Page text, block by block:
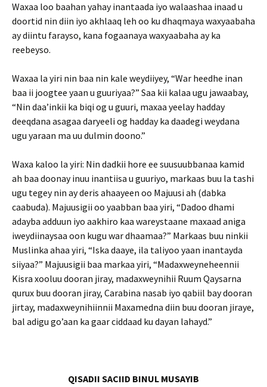
Waxaa loo baahan yahay inantaada iyo walaashaa inaad u
doortid nin diin iyo akhlaaq leh oo ku dhaqmaya waxyaabaha
ay diintu farayso, kana fogaanaya waxyaabaha ay ka
reebeyso.
Waxaa la yiri nin baa nin kale weydiiyey, “War heedhe inan
baa ii joogtee yaan u guuriyaa?” Saa kii kalaa ugu jawaabay,
“Nin daa’inkii ka biqi og u guuri, maxaa yeelay hadday
deeqdana asagaa daryeeli og hadday ka daadegi weydana
ugu yaraan ma uu dulmin doono.”
Waxa kaloo la yiri: Nin dadkii hore ee suusuubbanaa kamid
ah baa doonay inuu inantiisa u guuriyo, markaas buu la tashi
ugu tegey nin ay deris ahaayeen oo Majuusi ah (dabka
caabuda). Majuusigii oo yaabban baa yiri, “Dadoo dhami
adayba adduun iyo aakhiro kaa wareystaane maxaad aniga
iweydiinaysaa oon kugu war dhaamaa?” Markaas buu ninkii
Muslinka ahaa yiri, “Iska daaye, ila taliyoo yaan inantayda
siiyaa?” Majuusigii baa markaa yiri, “Madaxweyneheennii
Kisra xooluu dooran jiray, madaxweynihii Ruum Qaysarna
qurux buu dooran jiray, Carabina nasab iyo qabiil bay dooran
jirtay, madaxweynihiinnii Maxamedna diin buu dooran jiraye,
bal adigu go’aan ka gaar ciddaad ku dayan lahayd.”
QISADII SACIID BINUL MUSAYIB